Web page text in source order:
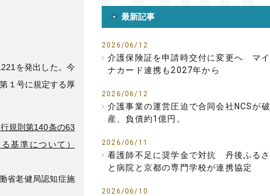
を発出した。今
１号に規定する厚
規則第140条の63
基準について）
省老健局認知症施
最新記事
2026/06/12
介護保険証を申請時交付に変更へ マイ
ナカード連携も2027年から
2026/06/12
介護事業の運営圧迫で合同会社NCSが破
産、負債約1億円。
2026/06/11
看護師不足に奨学金で対抗 丹後ふるさ
と病院と京都の専門学校が連携協定
2026/06/10